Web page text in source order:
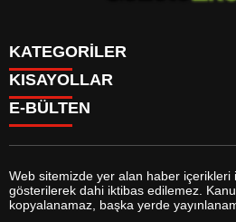
KATEGORİLER
GÜNDEM
DÜNYA
SİYASET
MAGAZİN
SAĞLIK
EĞİTİM
YAŞAM
KISAYOLLAR
BURÇLAR
FİKSTÜR
FİRMA EKLE
FİRMA REHBERİ
E-BÜLTEN
gazeteekonomi.com e-bültenine
Web sitemizde yer alan haber içerikleri
gösterilerek dahi iktibas edilemez.
kopyalanamaz, başka yerde